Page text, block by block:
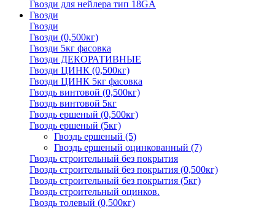
Гвозди для нейлера тип 18GA
Гвозди
Гвозди
Гвозди (0,500кг)
Гвозди 5кг фасовка
Гвозди ДЕКОРАТИВНЫЕ
Гвозди ЦИНК (0,500кг)
Гвозди ЦИНК 5кг фасовка
Гвоздь винтовой (0,500кг)
Гвоздь винтовой 5кг
Гвоздь ершеный (0,500кг)
Гвоздь ершеный (5кг)
Гвоздь ершеный (5)
Гвоздь ершеный оцинкованный (7)
Гвоздь строительный без покрытия
Гвоздь строительный без покрытия (0,500кг)
Гвоздь строительный без покрытия (5кг)
Гвоздь строительный оцинков.
Гвоздь толевый (0,500кг)